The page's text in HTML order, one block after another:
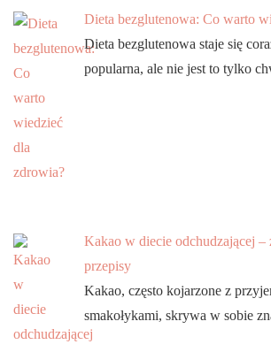
Dieta bezglutenowa: Co warto
Dieta bezglutenowa staje się
popularna, ale nie jest to tylko
Kakao w diecie odchudzającej –
przepisy
Kakao, często kojarzone z
smakołykami, skrywa w sobie